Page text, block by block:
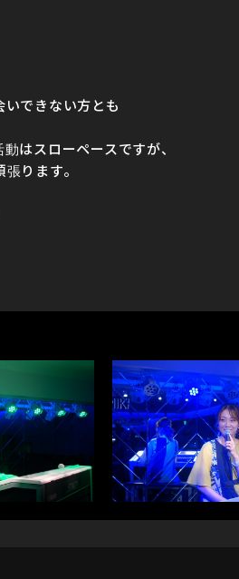
できない方とも
はスローペースですが、
ります。